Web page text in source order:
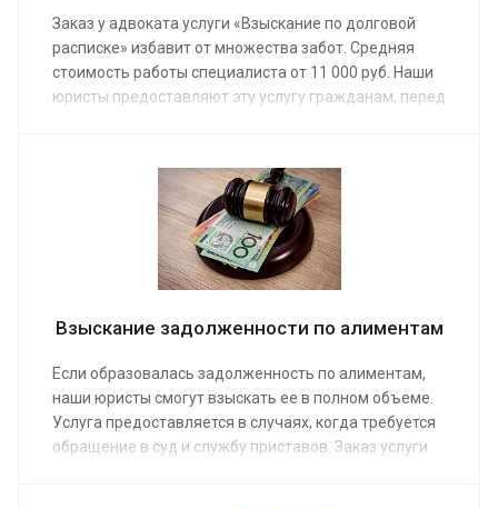
Заказ у адвоката услуги «Взыскание по долговой
расписке» избавит от множества забот. Средняя
стоимость работы специалиста от 11 000 руб. Наши
юристы предоставляют эту услугу гражданам, перед
вероятность вернуть себе утраченное.
Взыскание задолженности по алиментам
Если образовалась задолженность по алиментам,
наши юристы смогут взыскать ее в полном объеме.
Услуга предоставляется в случаях, когда требуется
обращение в суд и службу приставов. Заказ услуги